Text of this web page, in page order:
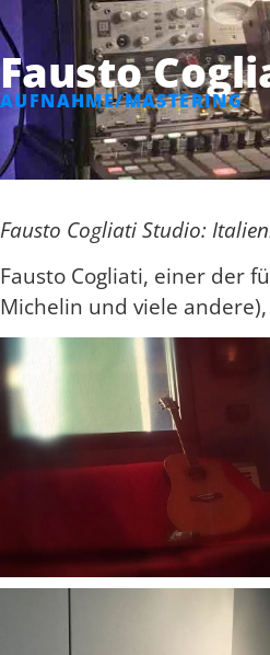
Fausto
AUFNAHME/MASTERING
Fausto Cogliati Studio:
Fausto Cogliati, einer der
Michelin und viele